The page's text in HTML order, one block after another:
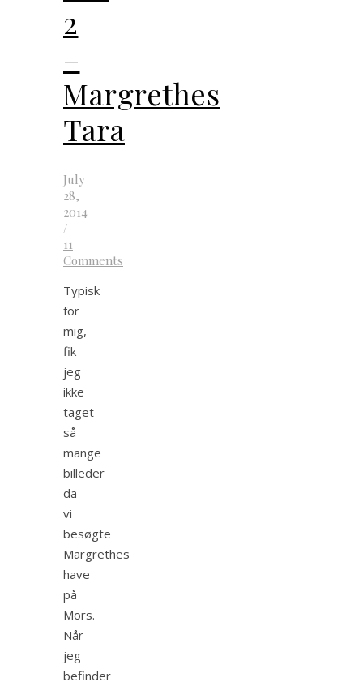
2
–
Margrethes
Tara
July
28,
2014
/
11
Comments
Typisk
for
mig,
fik
jeg
ikke
taget
så
mange
billeder
da
vi
besøgte
Margrethes
have
på
Mors.
Når
jeg
befinder